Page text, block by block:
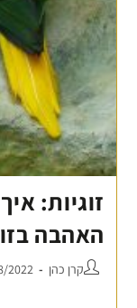
זוגיות:
האהבה
קרן כהן 2022